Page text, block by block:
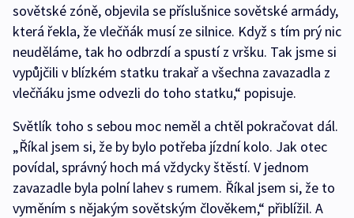
sovětské zóně, objevila se příslušnice sovětské armády,
která řekla, že vlečňák musí ze silnice. Když s tím prý nic
neuděláme, tak ho odbrzdí a spustí z vršku. Tak jsme si
vypůjčili v blízkém statku trakař a všechna zavazadla z
vlečňáku jsme odvezli do toho statku,“ popisuje.
Světlík toho s sebou moc neměl a chtěl pokračovat dál.
„Říkal jsem si, že by bylo potřeba jízdní kolo. Jak otec
povídal, správný hoch má vždycky štěstí. V jednom
zavazadle byla polní lahev s rumem. Říkal jsem si, že to
vyměním s nějakým sovětským člověkem,“ přiblížil. A